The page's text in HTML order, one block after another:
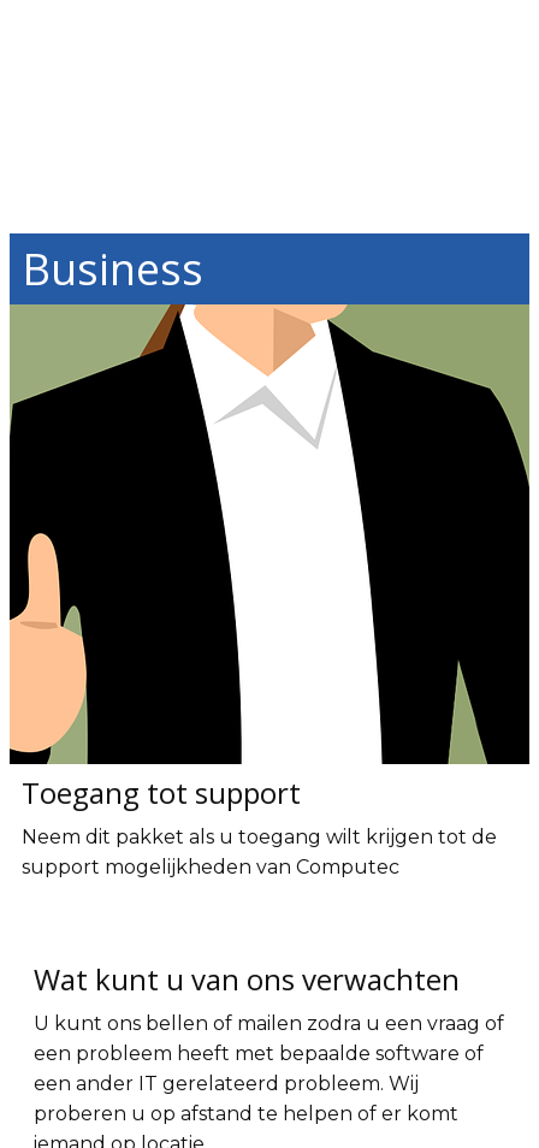
Business
Toegang tot support
Neem dit pakket als u toegang wilt krijgen tot de
support mogelijkheden van Computec
Wat kunt u van ons verwachten
U kunt ons bellen of mailen zodra u een vraag of
een probleem heeft met bepaalde software of
een ander IT gerelateerd probleem. Wij
proberen u op afstand te helpen of er komt